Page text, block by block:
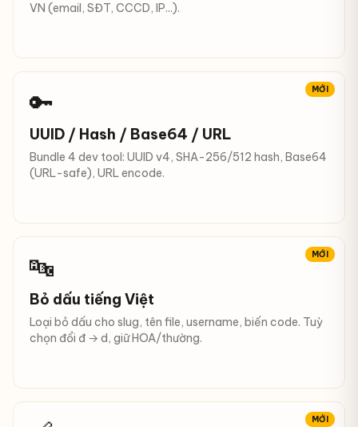
VN (email, SĐT, CCCD, IP...).
MỚI
🔑
UUID / Hash / Base64 / URL
Bundle 4 dev tool: UUID v4, SHA-256/512 hash, Base64
(URL-safe), URL encode.
MỚI
🔤
Bỏ dấu tiếng Việt
Loại bỏ dấu cho slug, tên file, username, biến code. Tuỳ
chọn đổi đ → d, giữ HOA/thường.
MỚI